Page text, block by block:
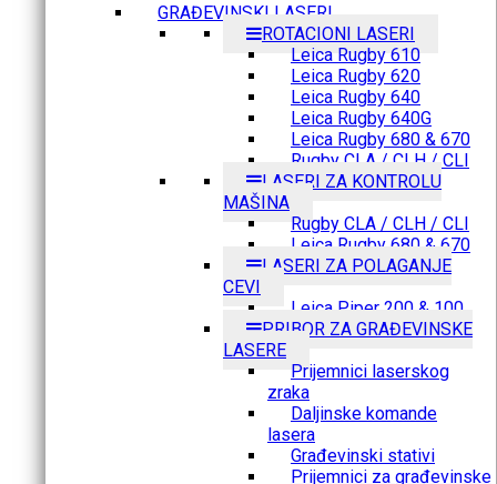
GRAĐEVINSKI LASERI
ROTACIONI LASERI
Leica Rugby 610
Leica Rugby 620
Leica Rugby 640
Leica Rugby 640G
Leica Rugby 680 & 670
Rugby CLA / CLH / CLI
LASERI ZA KONTROLU
MAŠINA
Rugby CLA / CLH / CLI
Leica Rugby 680 & 670
LASERI ZA POLAGANJE
CEVI
Leica Piper 200 & 100
PRIBOR ZA GRAĐEVINSKE
LASERE
Prijemnici laserskog
zraka
Daljinske komande
lasera
Građevinski stativi
Prijemnici za građevinske